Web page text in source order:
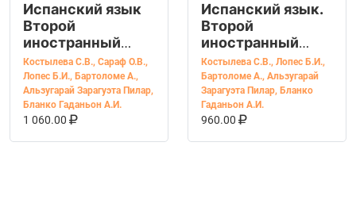
Испанский язык
Второй
иностранный
язык 5-6 классы.
Сборник
упражнений
Костылева С.В.,
Сараф О.В., Лопес
Барбера И.
Костылева С.В., Сараф О.В.,
Лопес Б.И., Бартоломе А.,
Альзугарай Зарагуэта Пилар,
Бланко Гаданьон А.И.
1 060.00
В КОРЗИНУ
Испанский язык.
Второй
иностранный
язык. Сборник
упражнений. 7-8
классы
Костылева С.В., Лопес Б.И.,
Бартоломе А., Альзугарай
Зарагуэта Пилар, Бланко
Гаданьон А.И.
960.00
В КОРЗИНУ